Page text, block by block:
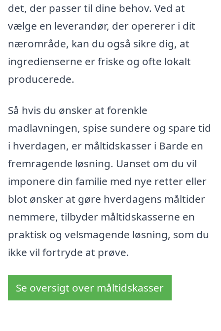
det, der passer til dine behov. Ved at
vælge en leverandør, der opererer i dit
nærområde, kan du også sikre dig, at
ingredienserne er friske og ofte lokalt
producerede.
Så hvis du ønsker at forenkle
madlavningen, spise sundere og spare tid
i hverdagen, er måltidskasser i Barde en
fremragende løsning. Uanset om du vil
imponere din familie med nye retter eller
blot ønsker at gøre hverdagens måltider
nemmere, tilbyder måltidskasserne en
praktisk og velsmagende løsning, som du
ikke vil fortryde at prøve.
Se oversigt over måltidskasser